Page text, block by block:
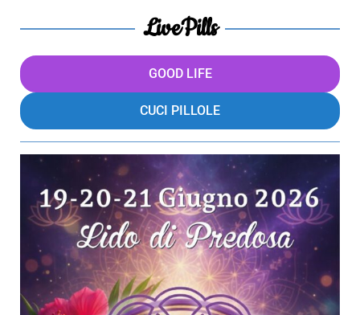
LivePills
GOOD LIFE
CUCI PILLOLE